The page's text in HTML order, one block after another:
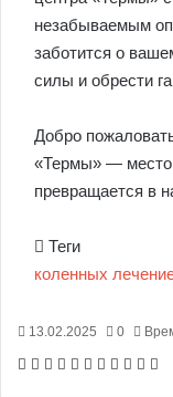
незабываемым
заботится о
силы и обрести
Добро
«Термы» — место,
превращается в
Теги
коленных
13.02.2025 0
Facebook
X Pinterest
Вконтакте
Messenger
Messenger
Viber